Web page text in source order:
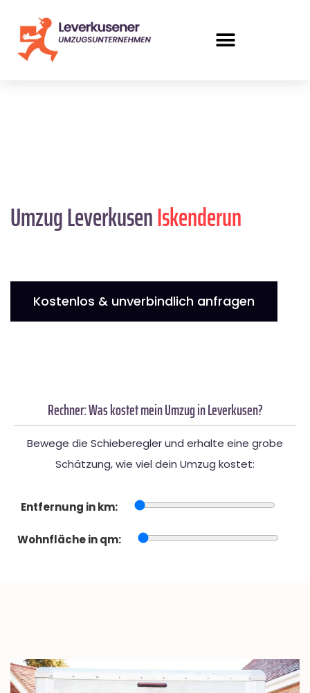
Umzug LeverkusenIskenderun
Kostenlos & unverbindlich anfragen
Rechner: Was kostet mein Umzug in Leverkusen?
Bewege die Schieberegler und erhalte eine grobe
Schätzung, wie viel dein Umzug kostet:
Entfernung in km:
Wohnfläche in qm: